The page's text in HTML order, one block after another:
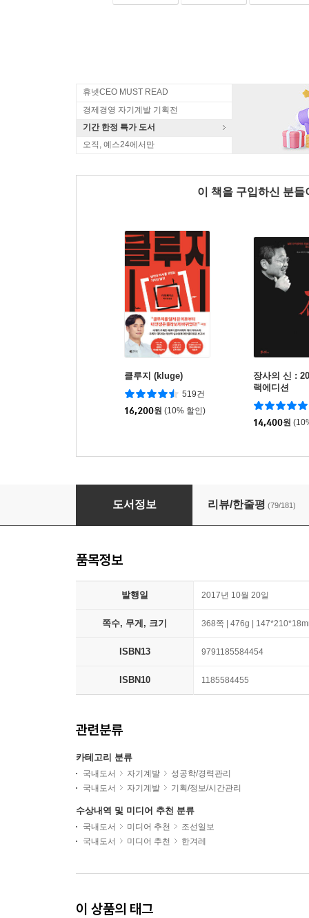
휴넷CEO MUST READ
경제경영 자기계발 기획전
기간 한정 특가 도서
오직, 예스24에서만
이 책을 구입하신 분
클루지 (kluge)
519건
16,200원 (10% 할인)
장사의 신 :
랙에디션
14,400원
나는 4시간만 일한다
도서정보 리뷰/한줄평 (79/181)
품목정보
발행일 2017년 10월 20일
쪽수, 무게, 크기 368쪽 | 476g |
ISBN13 9791185584454
ISBN10 1185584455
관련분류
카테고리 분류
국내도서 자기계발
성공학/경력관리
국내도서
자기계발 기획/정보/시간관리
수상내역 및 미디어 추천 분류
국내도서 미디어 추천
조선일보
국내도서
미디어 추천 한겨레
이 상품의 태그